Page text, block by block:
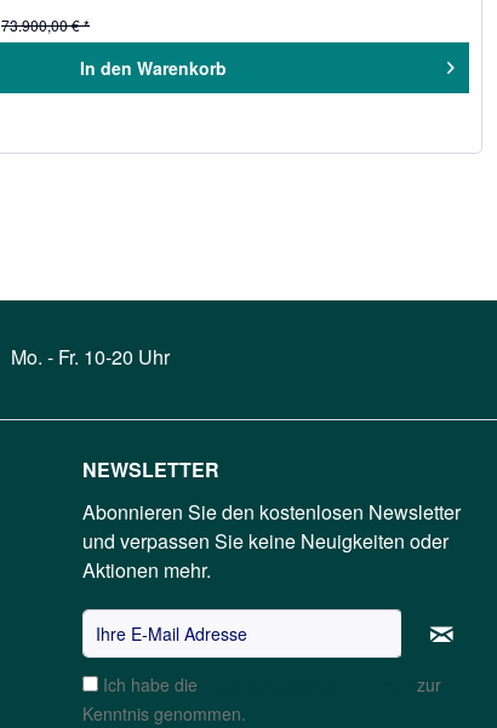
73.900,00 € *
In den Warenkorb
Mo. - Fr. 10-20 Uhr
NEWSLETTER
Abonnieren Sie den kostenlosen Newsletter
und verpassen Sie keine Neuigkeiten oder
Aktionen mehr.
Ich habe die
zur
Kenntnis genommen.